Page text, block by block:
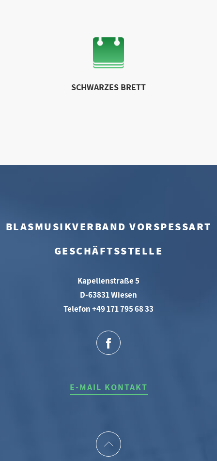
SCHWARZES BRETT
BLASMUSIKVERBAND VORSPESSART
GESCHÄFTSSTELLE
Kapellenstraße 5
D-63831 Wiesen
Telefon +49 171 795 68 33
E-MAIL KONTAKT